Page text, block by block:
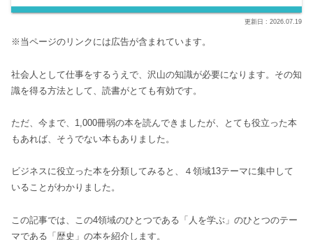
2026.07.19
※当ページのリンクには広告が含まれています。
社会人として仕事をするうえで、沢山の知識が必要になります。その知
識を得る方法として、読書がとても有効です。
ただ、今まで、1,000冊弱の本を読んできましたが、とても役立った本
もあれば、そうでない本もありました。
ビジネスに役立った本を分類してみると、４領域13テーマに集中して
いることがわかりました。
この記事では、この4領域のひとつである「人を学ぶ」のひとつのテー
マである「歴史」の本を紹介します。